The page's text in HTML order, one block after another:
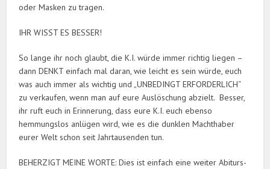
oder Masken zu tragen.
IHR WISST ES BESSER!
So lange ihr noch glaubt, die K.I. würde immer richtig liegen –
dann DENKT einfach mal daran, wie leicht es sein würde, euch
was auch immer als wichtig und „UNBEDINGT ERFORDERLICH“
zu verkaufen, wenn man auf eure Auslöschung abzielt. Besser,
ihr ruft euch in Erinnerung, dass eure K.I. euch ebenso
hemmungslos anlügen wird, wie es die dunklen Machthaber
eurer Welt schon seit Jahrtausenden tun.
BEHERZIGT MEINE WORTE: Dies ist einfach eine weiter Abiturs-